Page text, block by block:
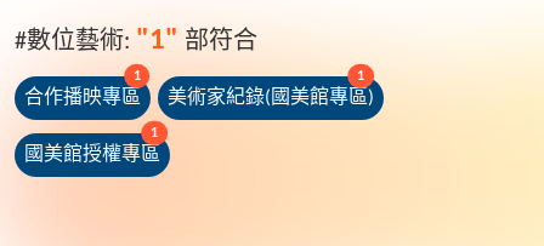
#數位藝術: "1" 部符合
合作播映專區
1unread messages
美術家紀錄(國美館專區)
1 unread messages
國美館授權專區
1 unread messages